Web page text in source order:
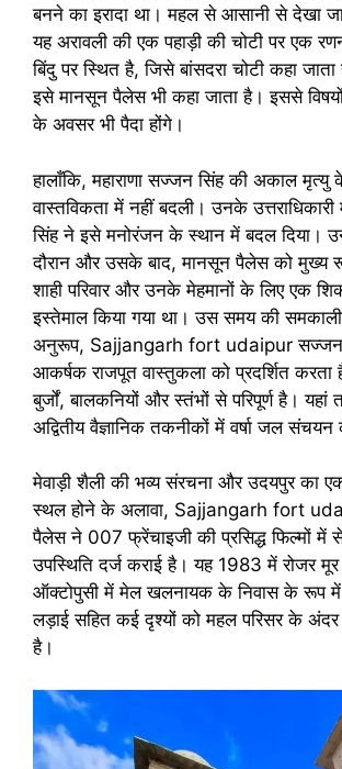
बनने का इरादा था। महल से आसानी से देखा
यह अरावली की एक पहाड़ी की चोटी पर एक
बिंदु पर स्थित है, जिसे बांसदरा चोटी कहा
इसे मानसून पैलेस भी कहा जाता है। इससे
के अवसर भी पैदा होंगे।
हालाँकि, महाराणा सज्जन सिंह की अकाल
वास्तविकता में नहीं बदली। उनके उत्तराधिकारी
सिंह ने इसे मनोरंजन के स्थान में बदल दिया।
दौरान और उसके बाद, मानसून पैलेस को मुख्य
शाही परिवार और उनके मेहमानों के लिए एक
इस्तेमाल किया गया था। उस समय की
अनुरूप, Sajjangarh fort udaipur
आकर्षक राजपूत वास्तुकला को प्रदर्शित करता
बुर्जों, बालकनियों और स्तंभों से परिपूर्ण है।
अद्वितीय वैज्ञानिक तकनीकों में वर्षा जल संचयन
मेवाड़ी शैली की भव्य संरचना और उदयपुर का
स्थल होने के अलावा, Sajjangarh fort
पैलेस ने 007 फ्रेंचाइजी की प्रसिद्ध फिल्मों में
उपस्थिति दर्ज कराई है। यह 1983 में रोजर
ऑक्टोपुसी में मेल खलनायक के निवास के रूप
लड़ाई सहित कई दृश्यों को महल परिसर के अंदर
है।